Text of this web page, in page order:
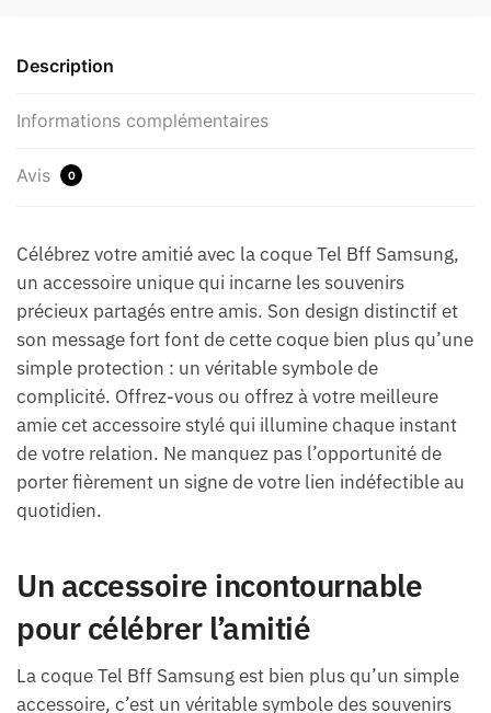
Description
Informations complémentaires
Avis 0
Célébrez votre amitié avec la coque Tel Bff Samsung,
un accessoire unique qui incarne les souvenirs
précieux partagés entre amis. Son design distinctif et
son message fort font de cette coque bien plus qu’une
simple protection : un véritable symbole de
complicité. Offrez-vous ou offrez à votre meilleure
amie cet accessoire stylé qui illumine chaque instant
de votre relation. Ne manquez pas l’opportunité de
porter fièrement un signe de votre lien indéfectible au
quotidien.
Un accessoire incontournable
pour célébrer l’amitié
La coque Tel Bff Samsung est bien plus qu’un simple
accessoire, c’est un véritable symbole des souvenirs